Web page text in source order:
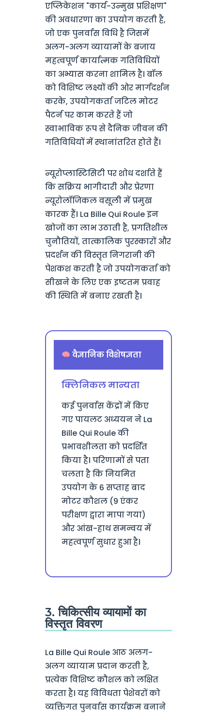
एप्लिकेशन "कार्य-उन्मुख प्रशिक्षण"
की अवधारणा का उपयोग करती है,
जो एक पुनर्वास विधि है जिसमें
अलग-अलग व्यायामों के बजाय
महत्वपूर्ण कार्यात्मक गतिविधियों
का अभ्यास करना शामिल है। बॉल
को विशिष्ट लक्ष्यों की ओर मार्गदर्शन
करके, उपयोगकर्ता जटिल मोटर
पैटर्न पर काम करते हैं जो
स्वाभाविक रूप से दैनिक जीवन की
गतिविधियों में स्थानांतरित होते हैं।
न्यूरोप्लास्टिसिटी पर शोध दर्शाते हैं
कि सक्रिय भागीदारी और प्रेरणा
न्यूरोलॉजिकल वसूली में प्रमुख
कारक हैं। La Bille Qui Roule इन
खोजों का लाभ उठाती है, प्रगतिशील
चुनौतियों, तात्कालिक पुरस्कारों और
प्रदर्शन की विस्तृत निगरानी की
पेशकश करती है जो उपयोगकर्ता को
सीखने के लिए एक इष्टतम प्रवाह
की स्थिति में बनाए रखती है।
वैज्ञानिक विशेषज्ञता
क्लिनिकल मान्यता
कई पुनर्वास केंद्रों में किए
गए पायलट अध्ययन ने La
Bille Qui Roule की
प्रभावशीलता को प्रदर्शित
किया है। परिणामों से पता
चलता है कि नियमित
उपयोग के 6 सप्ताह बाद
मोटर कौशल (9 एंकर
परीक्षण द्वारा मापा गया)
और आंख-हाथ समन्वय में
महत्वपूर्ण सुधार हुआ है।
3. चिकित्सीय व्यायामों का
विस्तृत विवरण
La Bille Qui Roule आठ अलग-
अलग व्यायाम प्रदान करती है,
प्रत्येक विशिष्ट कौशल को लक्षित
करता है। यह विविधता पेशेवरों को
व्यक्तिगत पुनर्वास कार्यक्रम बनाने